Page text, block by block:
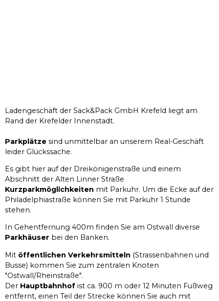
Ladengeschäft der Sack&Pack GmbH Krefeld liegt am
Rand der Krefelder Innenstadt.
Parkplätze sind unmittelbar an unserem Real-Geschäft
leider Glückssache.
Es gibt hier auf der Dreikönigenstraße und einem
Abschnitt der Alten Linner Straße
Kurzparkmöglichkeiten mit Parkuhr. Um die Ecke auf der
Philadelphiastraße können Sie mit Parkuhr 1 Stunde
stehen.
In Gehentfernung 400m finden Sie am Ostwall diverse
Parkhäuser bei den Banken.
Mit öffentlichen Verkehrsmitteln (Strassenbahnen und
Busse) kommen Sie zum zentralen Knoten
"Ostwall/Rheinstraße".
Der Hauptbahnhof ist ca. 900 m oder 12 Minuten Fußweg
entfernt, einen Teil der Strecke können Sie auch mit